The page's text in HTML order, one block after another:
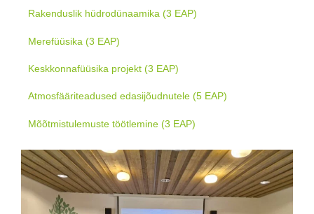
Rakenduslik hüdrodünaamika (3 EAP)
Merefüüsika (3 EAP)
Keskkonnafüüsika projekt (3 EAP)
Atmosfääriteadused edasijõudnutele (5 EAP)
Mõõtmistulemuste töötlemine (3 EAP)